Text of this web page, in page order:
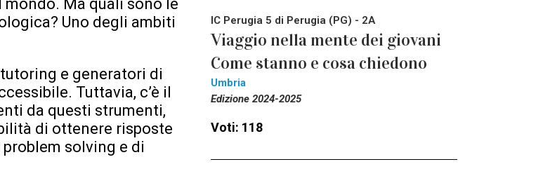
Ma quali sono le
Uno degli ambiti
e generatori di
Tuttavia, c’è il
da questi strumenti,
di ottenere risposte
solving e di
IC Perugia 5 di Perugia (PG) - 2A
Viaggio nella mente dei giovani
Come stanno e cosa chiedono
Umbria
Edizione 2024-2025
Voti: 118